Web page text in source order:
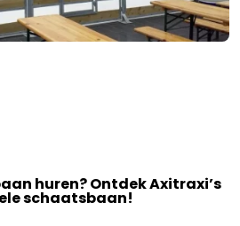
huren? Ontdek Axitraxi’s
schaatsbaan!